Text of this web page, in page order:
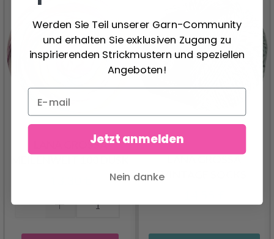
LANA GROSSA
LANA GROSSA
VINTAGE SOCKS
Werden Sie Teil unserer Garn-Community
und erhalten Sie exklusiven Zugang zu
inspirierenden Strickmustern und speziellen
Angeboten!
Jetzt anmelden
Nein danke